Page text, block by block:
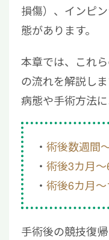
損傷）、インピ
態があります。
本章では、これ
の流れを解説し
病態や手術方法に
術後数週間
術後3カ月～
術後6カ月
手術後の競技復